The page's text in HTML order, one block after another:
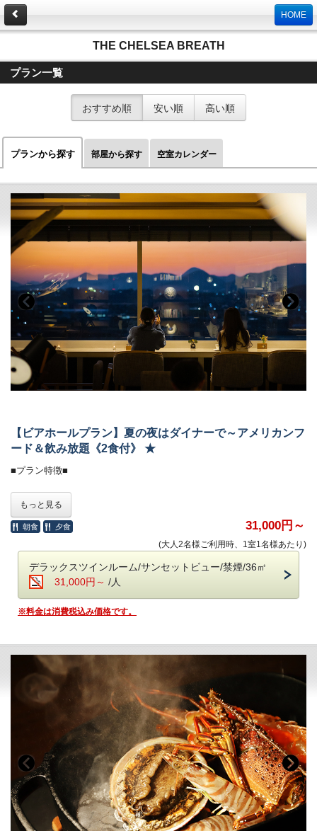
HOME
THE CHELSEA BREATH
プラン一覧
おすすめ順 安い順 高い順
プランから探す 部屋から探す 空室カレンダー
【ビアホールプラン】夏の夜はダイナーで～アメリカンフ
ード＆飲み放題《2食付》 ★
■プラン特徴■
アメリカンフードを自由に楽しむ、
夏らしさ全開のビアホールプランです。
ホテルレストランとはひと味違う、賑やかで開放的な夜をお届けします
■-夕 食-■
ネオンきらめく「アメリカンダイナー」をテーマにした、
今夏だけのビアホール。当館シェフが目の前で焼き上げるバンズや
パテで仕上げる本格ハンバーガーをはじめ、
セルフカクテルコーナーを含む種類豊富な飲み放題とともに、夏の夜を
ご堪能ください。
【ビアホール営業時間】
17：30～21：00（最終入店19：30、ラストオーダー 20：30）
ディナーは時間も含め予約制です。
時間予約制…17:30、18:00、18:30、19:00、19:30スタート
※ご希望のお時間が満席の際は、お時間の変更をお願いする場合がござ
います。
■朝のごちそう《和食御膳》■
炊きたて土鍋ご飯のふわりと広がる甘い香り。
契約農家や牧場から毎朝届く新鮮食材を使い、
一品一品丁寧に仕上げた、心と体にやさしい朝食です。
もっと見る
朝食 夕食 31,000円～
(大人2名様ご利用時、1室1名様あたり)
デラックスツインルーム/サンセットビュー/禁煙/36㎡
31,000円～ /人
※料金は消費税込み価格です。